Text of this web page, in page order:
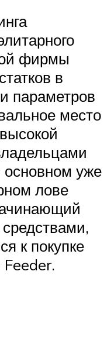
фирмы
в
параметров
место
основном уже
лове
к покупке